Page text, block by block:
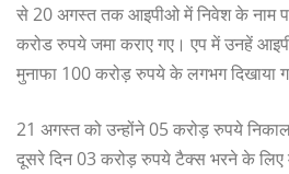
से 20 अगस्त तक आइपीओ में निवेश के नाम
करोड रुपये जमा कराए गए। एप में उनहें
मुनाफा 100 करोड़ रुपये के लगभग दिखाया
21 अगस्त को उन्होंने 05 करोड़ रुपये
दूसरे दिन 03 करोड़ रुपये टैक्स भरने के